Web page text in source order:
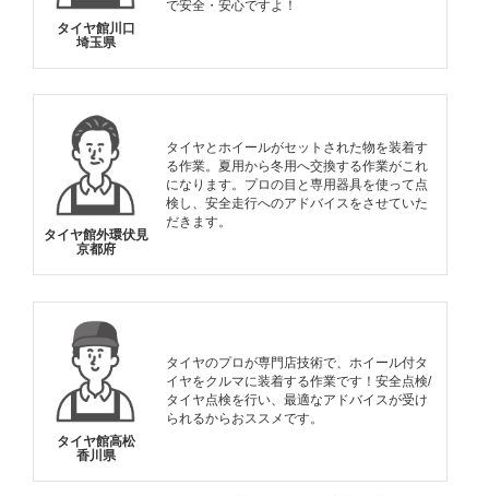
タイヤ館川口
埼玉県
で安全・安心ですよ！
タイヤ館外環伏見
京都府
タイヤとホイールがセットされた物を装着す
る作業。夏用から冬用へ交換する作業がこれ
になります。プロの目と専用器具を使って点
検し、安全走行へのアドバイスをさせていた
だきます。
タイヤ館高松
香川県
タイヤのプロが専門店技術で、ホイール付タ
イヤをクルマに装着する作業です！安全点検/
タイヤ点検を行い、最適なアドバイスが受け
られるからおススメです。